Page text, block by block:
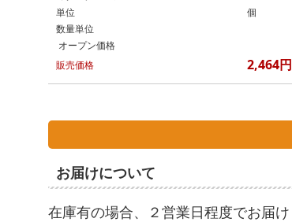
単位
個
数量単位
オープン価格
販売価格
2,464円
お届けについて
在庫有の場合、２営業日程度でお届け